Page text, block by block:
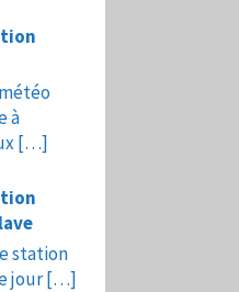
à
[…]
station
jour[…]